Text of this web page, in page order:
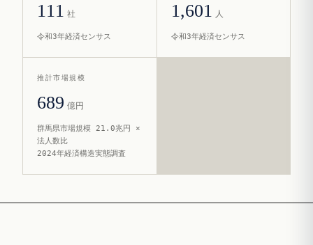
111 社
令和3年経済センサス
1,601 人
令和3年経済センサス
推計市場規模
689 億円
群馬県市場規模 21.0兆円 ×
法人数比
2024年経済構造実態調査